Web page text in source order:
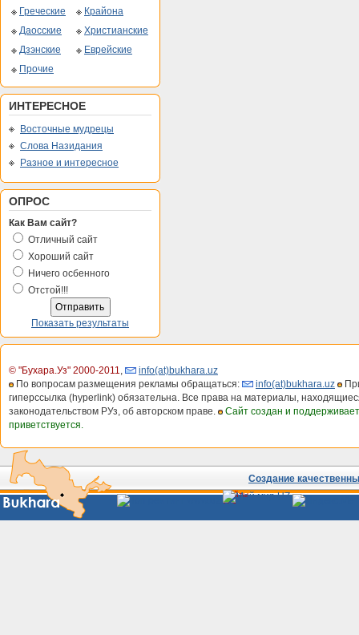
Греческие
Крайона
Даосские
Христианские
Дзэнские
Еврейские
Прочие
ИНТЕРЕСНОЕ
Восточные мудрецы
Слова Назидания
Разное и интересное
ОПРОС
Как Вам сайт?
Отличный сайт
Хороший сайт
Ничего осбенного
Отстой!!!
Показать результаты
© "Бухара.Уз" 2000-2011,
info(at)bukhara.uz
По вопросам размещения рекламы обращаться:
info(at)bukhara.uz
гиперссылка (hyperlink) обязательна. Все права на материалы,
законодательством РУз, об авторском праве.
Сайт создан и
приветствуется.
Создание
Сайты
Узбекистана